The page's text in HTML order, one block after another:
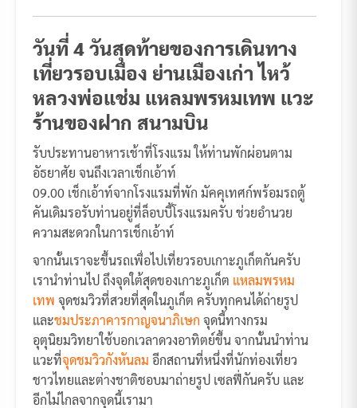
วันที่ 4 วันสุดท้ายของการเดินทาง
เที่ยวรอบเมือง ย่านเมืองเก่า ไหว้
หลวงพ่อแช่ม แหลมพรหมเทพ แวะ
ร้านของฝาก สนามบิน
รับประทานอาหารเช้าที่โรงแรม ให้ท่านพักผ่อนตาม
อัธยาศัย จนถึงเวลาเช็กเอ้าท์
09.00 เช็กเอ้าท์จากโรงแรมที่พัก มัคคุเทศก์พร้อมรถตู้
คันเดิมรอรับท่านอยู่ที่ล็อบบี้โรงแรมครับ ช่วยอำนวย
ความสะดวกในการเช็กเอ้าท์
จากนั้นเราจะขึ้นรถเพื่อไปเที่ยวรอบเกาะภูเก็ตกันครับ
เรานำท่านไป ถึงจุดใต้สุดของเกาะภูเก็ต แหลมพรหม
เทพ จุดชมวิวที่สวยที่สุดในภูเก็ต ครับทุกคนได้ถ่ายรูป
และชมประภาคารกาญจนาภิเษก จุดนี้ทางกรม
อุตุนิยมวิทยาใช้บอกเวลาดวงอาทิตย์ขึ้น จากนั้นนำท่าน
แวะที่จุดชมวิวกังหันลม อีกสถานที่หนึ่งที่นักท่องเที่ยว
ชาวไทยและต่างชาติชอบมาถ่ายรูป เซลฟี่กันครับ และ
อีกไม่ไกลจากจุดนี้เรามา